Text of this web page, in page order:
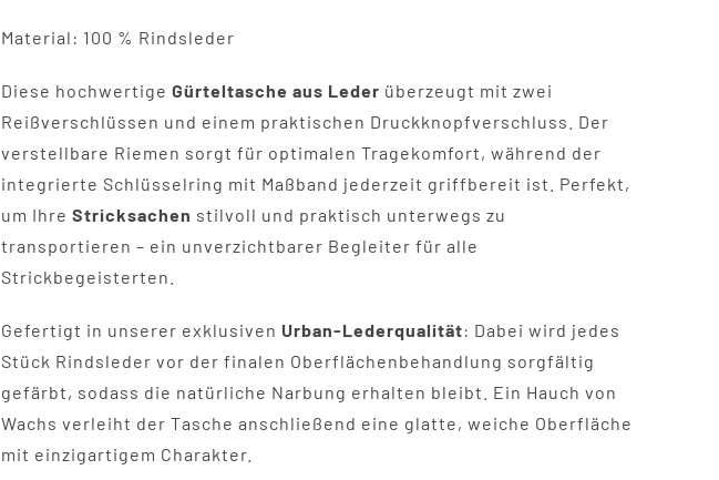
Material: 100 % Rindsleder
Diese hochwertige Gürteltasche aus Leder überzeugt mit zwei
Reißverschlüssen und einem praktischen Druckknopfverschluss. Der
verstellbare Riemen sorgt für optimalen Tragekomfort, während der
integrierte Schlüsselring mit Maßband jederzeit griffbereit ist. Perfekt,
um Ihre Stricksachen stilvoll und praktisch unterwegs zu
transportieren – ein unverzichtbarer Begleiter für alle
Strickbegeisterten.
Gefertigt in unserer exklusiven Urban-Lederqualität: Dabei wird jedes
Stück Rindsleder vor der finalen Oberflächenbehandlung sorgfältig
gefärbt, sodass die natürliche Narbung erhalten bleibt. Ein Hauch von
Wachs verleiht der Tasche anschließend eine glatte, weiche Oberfläche
mit einzigartigem Charakter.